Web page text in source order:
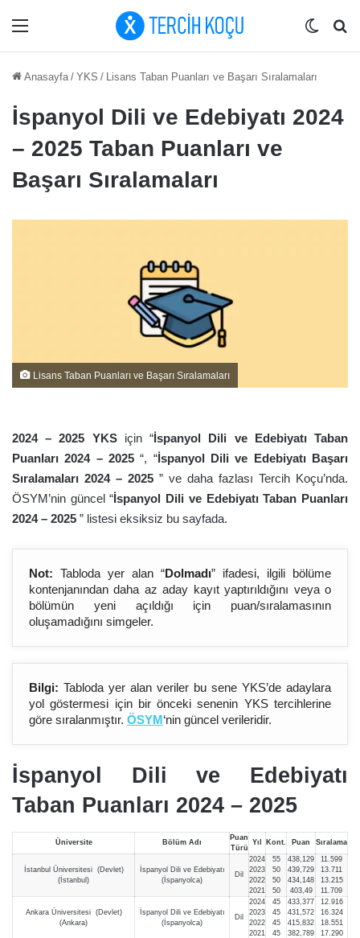
Menü Dış
Anasayfa / YKS / Lisans Taban Puanları ve Başarı Sıralamaları
İspanyol Dili ve Edebiyatı 2024
– 2025 Taban Puanları ve
Başarı Sıralamaları
Lisans Taban Puanları ve Başarı Sıralamaları
2024 – 2025 YKSiçin “İspanyol Dili ve Edebiyatı Taban
Puanları 2024 – 2025 “, “İspanyol Dili ve Edebiyatı Başarı
Sıralamaları 2024 – 2025 ” ve daha fazlası Tercih Koçu’nda.
ÖSYM’nin güncel “İspanyol Dili ve Edebiyatı Taban Puanları
2024 – 2025 ” listesi eksiksiz bu sayfada.
Not: Tabloda yer alan “Dolmadı” ifadesi, ilgili bölüme
kontenjanından daha az aday kayıt yaptırıldığını veya o
bölümün yeni açıldığı için puan/sıralamasının
oluşamadığını simgeler.
Bilgi: Tabloda yer alan veriler bu sene YKS’de adaylara
yol göstermesi için bir önceki senenin YKS tercihlerine
göre sıralanmıştır. ÖSYM‘nin güncel verileridir.
İspanyol Dili ve Edebiyatı
Taban Puanları 2024 – 2025
Üniversite Bölüm Adı
Puan
Türü
Yıl Kont. Puan Sıralama
İstanbul Üniversitesi (Devlet)
(İstanbul)
İspanyol Dili ve Edebiyatı
(İspanyolca)
Dil
2024
2023
2022
2021
55
50
50
50
438,129
439,729
434,148
403,49
11.599
13.711
13.215
11.709
Ankara Üniversitesi (Devlet)
(Ankara)
İspanyol Dili ve Edebiyatı
(İspanyolca)
Dil
2024
2023
2022
2021
45
45
45
45
433,377
431,572
415,832
382,789
12.916
16.324
18.551
17.290